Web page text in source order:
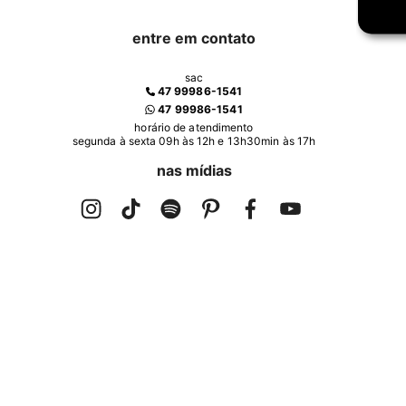
entre em contato
sac
47 99986-1541
47 99986-1541
horário de atendimento
segunda à sexta 09h às 12h e 13h30min às 17h
nas mídias